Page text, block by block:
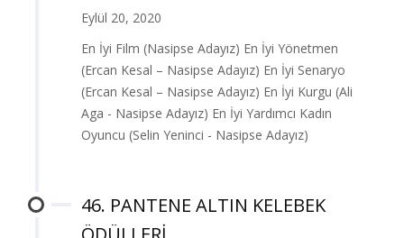
Eylül 20, 2020
En İyi Film (Nasipse Adayız) En İyi Yönetmen
(Ercan Kesal – Nasipse Adayız) En İyi Senaryo
(Ercan Kesal – Nasipse Adayız) En İyi Kurgu (Ali
Aga - Nasipse Adayız) En İyi Yardımcı Kadın
Oyuncu (Selin Yeninci - Nasipse Adayız)
46. PANTENE ALTIN KELEBEK